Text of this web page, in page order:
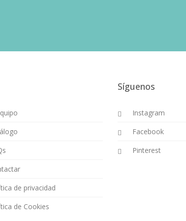
de privacidad
de Cookies
Síguenos
Instagram
Facebook
Pinterest